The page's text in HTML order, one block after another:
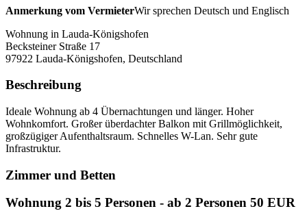
Anmerkung vom VermieterWir sprechen Deutsch und Englisch
Wohnung in Lauda-Königshofen
Becksteiner Straße 17
97922 Lauda-Königshofen, Deutschland
Beschreibung
Ideale Wohnung ab 4 Übernachtungen und länger. Hoher
Wohnkomfort. Großer überdachter Balkon mit Grillmöglichkeit,
großzügiger Aufenthaltsraum. Schnelles W-Lan. Sehr gute
Infrastruktur.
Zimmer und Betten
Wohnung 2 bis 5 Personen - ab 2 Personen 50 EUR